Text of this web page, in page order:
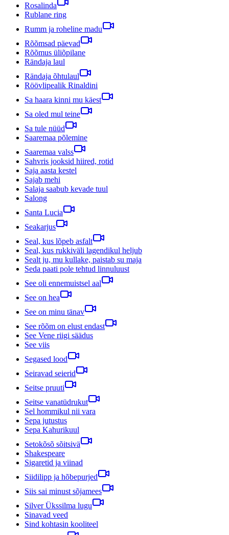
Rosalinda
Rublane ring
Rumm ja roheline madu
Rõõmsad päevad
Rõõmus üliõpilane
Rändaja laul
Rändaja õhtulaul
Röövlipealik Rinaldini
Sa haara kinni mu käest
Sa oled mul teine
Sa tule nüüd
Saaremaa põlemine
Saaremaa valss
Sahvris jooksid hiired, rotid
Saja aasta kestel
Sajab mehi
Salaja saabub kevade tuul
Salong
Santa Lucia
Seakarjus
Seal, kus lõpeb asfalt
Seal, kus rukkiväli lagendikul heljub
Sealt ju, mu kullake, paistab su maja
Seda paati pole tehtud linnuluust
See oli ennemuistsel aal
See on hea
See on minu tänav
See rõõm on elust endast
See Vene riigi säädus
See viis
Segased lood
Seiravad seierid
Seitse pruuti
Seitse vanatüdrukut
Sel hommikul nii vara
Sepa jutustus
Sepa Kahurikuul
Setokõsõ sõitsivä
Shakespeare
Sigaretid ja viinad
Siidilipp ja hõbepurjed
Siis sai minust sõjamees
Silver Ükssilma lugu
Sinavad veed
Sind kohtasin kooliteel